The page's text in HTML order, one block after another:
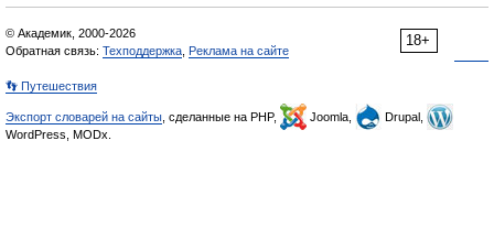
18+
© Академик, 2000-2026
Обратная связь: Техподдержка Реклама на сайте
👣 Путешествия
Экспорт словарей на сайты , сделанные на PHP, Joomla,
Drupal,
WordPress, MODx.